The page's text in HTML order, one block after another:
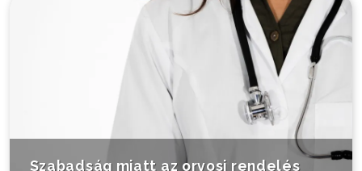
Szabadság miatt az orvosi rendelés